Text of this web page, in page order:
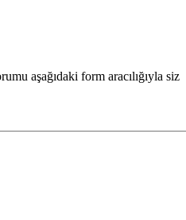
aşağıdaki form aracılığıyla siz